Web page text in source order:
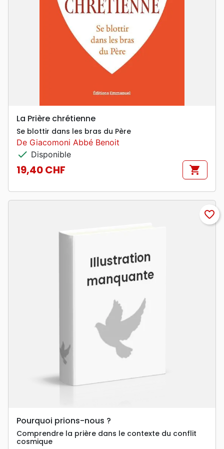
La Prière chrétienne
Se blottir dans les bras du Père
De Giacomoni Abbé Benoit
check Disponible
Prix
19,40 CHF shopping_cart
favorite_border
Pourquoi prions-nous ?
Comprendre la prière dans le contexte du conflit
cosmique